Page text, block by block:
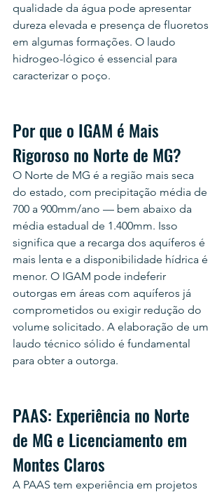
qualidade da água pode apresentar
dureza elevada e presença de fluoretos
em algumas formações. O laudo
hidrogeo-lógico é essencial para
caracterizar o poço.
Por que o IGAM é Mais
Rigoroso no Norte de MG?
O Norte de MG é a região mais seca
do estado, com precipitação média de
700 a 900mm/ano — bem abaixo da
média estadual de 1.400mm. Isso
significa que a recarga dos aquíferos é
mais lenta e a disponibilidade hídrica é
menor. O IGAM pode indeferir
outorgas em áreas com aquíferos já
comprometidos ou exigir redução do
volume solicitado. A elaboração de um
laudo técnico sólido é fundamental
para obter a outorga.
PAAS: Experiência no Norte
de MG e Licenciamento em
Montes Claros
A PAAS tem experiência em projetos